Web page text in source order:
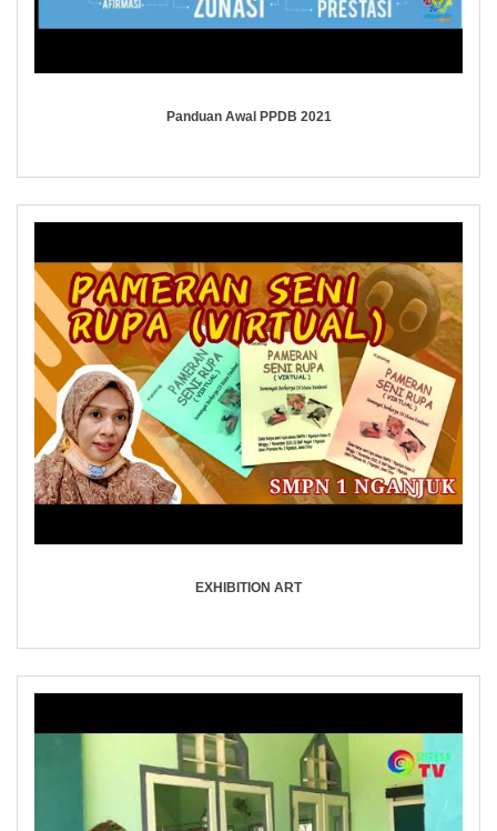
Panduan Awal PPDB 2021
EXHIBITION ART